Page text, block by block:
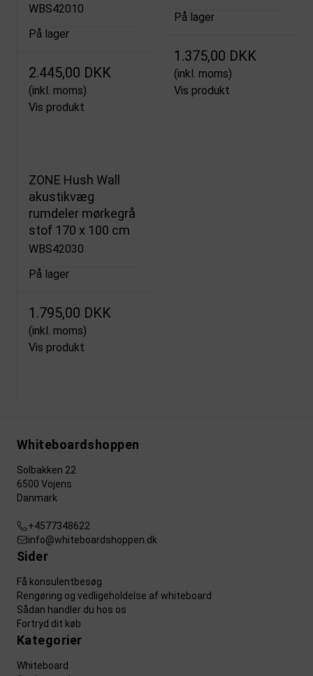
WBS42010
På lager
2.445,00 DKK
(inkl. moms)
Vis produkt
På lager
1.375,00 DKK
(inkl. moms)
Vis produkt
ZONE Hush Wall
akustikvæg
rumdeler mørkegrå
stof 170 x 100 cm
WBS42030
På lager
1.795,00 DKK
(inkl. moms)
Vis produkt
Whiteboardshoppen
Solbakken 22
6500 Vojens
Danmark
+4577348622
info@whiteboardshoppen.dk
Sider
Få konsulentbesøg
Rengøring og vedligeholdelse af whiteboard
Sådan handler du hos os
Fortryd dit køb
Kategorier
Whiteboard